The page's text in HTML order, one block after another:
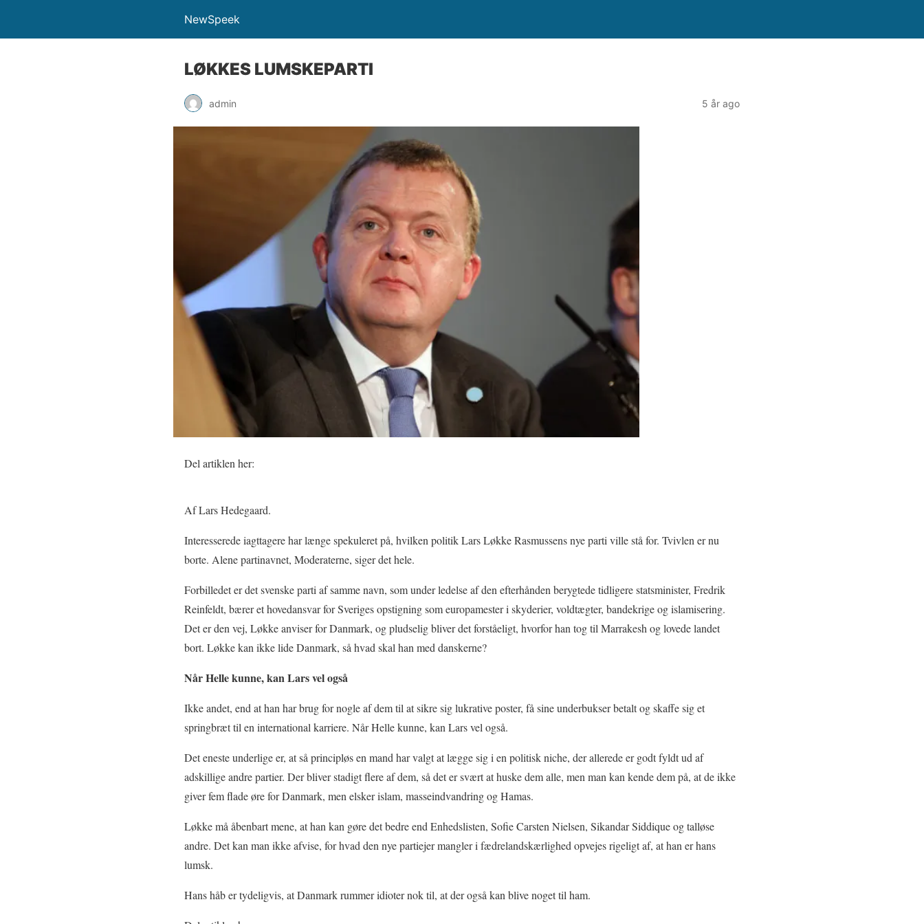
NewSpeek
LØKKES LUMSKEPARTI
admin 5 år ago
Del artiklen her:
Af Lars Hedegaard.
Interesserede iagttagere har længe spekuleret på, hvilken politik Lars Løkke Rasmussens nye parti ville stå for. Tvivlen er nu
borte. Alene partinavnet, Moderaterne, siger det hele.
Forbilledet er det svenske parti af samme navn, som under ledelse af den efterhånden berygtede tidligere statsminister, Fredrik
Reinfeldt, bærer et hovedansvar for Sveriges opstigning som europamester i skyderier, voldtægter, bandekrige og islamisering.
Det er den vej, Løkke anviser for Danmark, og pludselig bliver det forståeligt, hvorfor han tog til Marrakesh og lovede landet
bort. Løkke kan ikke lide Danmark, så hvad skal han med danskerne?
Når Helle kunne, kan Lars vel også
Ikke andet, end at han har brug for nogle af dem til at sikre sig lukrative poster, få sine underbukser betalt og skaffe sig et
springbræt til en international karriere. Når Helle kunne, kan Lars vel også.
Det eneste underlige er, at så principløs en mand har valgt at lægge sig i en politisk niche, der allerede er godt fyldt ud af
adskillige andre partier. Der bliver stadigt flere af dem, så det er svært at huske dem alle, men man kan kende dem på, at de ikke
giver fem flade øre for Danmark, men elsker islam, masseindvandring og Hamas.
Løkke må åbenbart mene, at han kan gøre det bedre end Enhedslisten, Sofie Carsten Nielsen, Sikandar Siddique og talløse
andre. Det kan man ikke afvise, for hvad den nye partiejer mangler i fædrelandskærlighed opvejes rigeligt af, at han er hans
lumsk.
Hans håb er tydeligvis, at Danmark rummer idioter nok til, at der også kan blive noget til ham.